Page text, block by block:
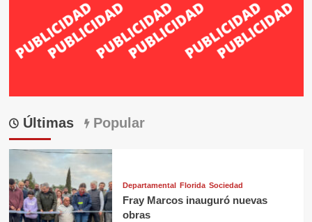
Últimas Popular
Departamental Florida Sociedad
Fray Marcos inauguró nuevas
obras